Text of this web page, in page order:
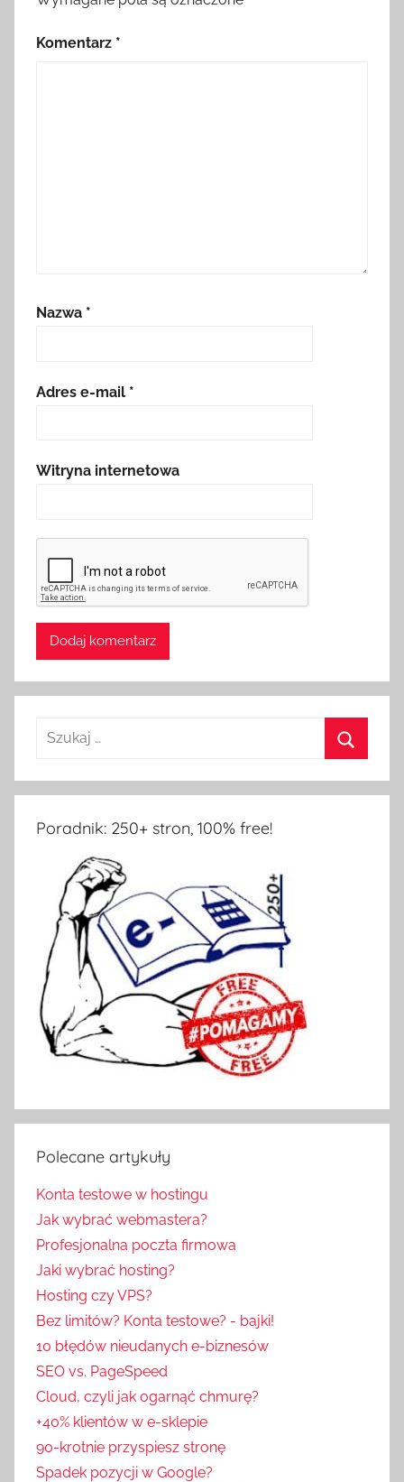
Komentarz *
Nazwa *
Adres e-mail *
Witryna internetowa
Poradnik: 250+ stron, 100% free!
Polecane artykuły
Konta testowe w hostingu
Jak wybrać webmastera?
Profesjonalna poczta firmowa
Jaki wybrać hosting?
Hosting czy VPS?
Bez limitów? Konta testowe? - bajki!
10 błędów nieudanych e-biznesów
SEO vs. PageSpeed
Cloud, czyli jak ogarnąć chmurę?
+40% klientów w e-sklepie
90-krotnie przyspiesz stronę
Spadek pozycji w Google?